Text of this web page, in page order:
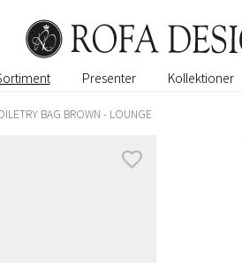
Presenter Kollektioner
BAG BROWN - LOUNGE